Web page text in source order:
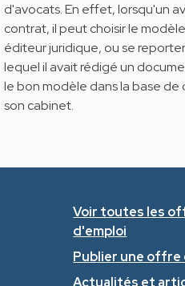
d'avocats. En effet, lorsqu'un
contrat, il peut choisir le
éditeur juridique, ou se
lequel il avait rédigé un
le bon modèle dans la base de
son cabinet.
Voir toutes les
d'emploi
Publier une offre
Actualités et